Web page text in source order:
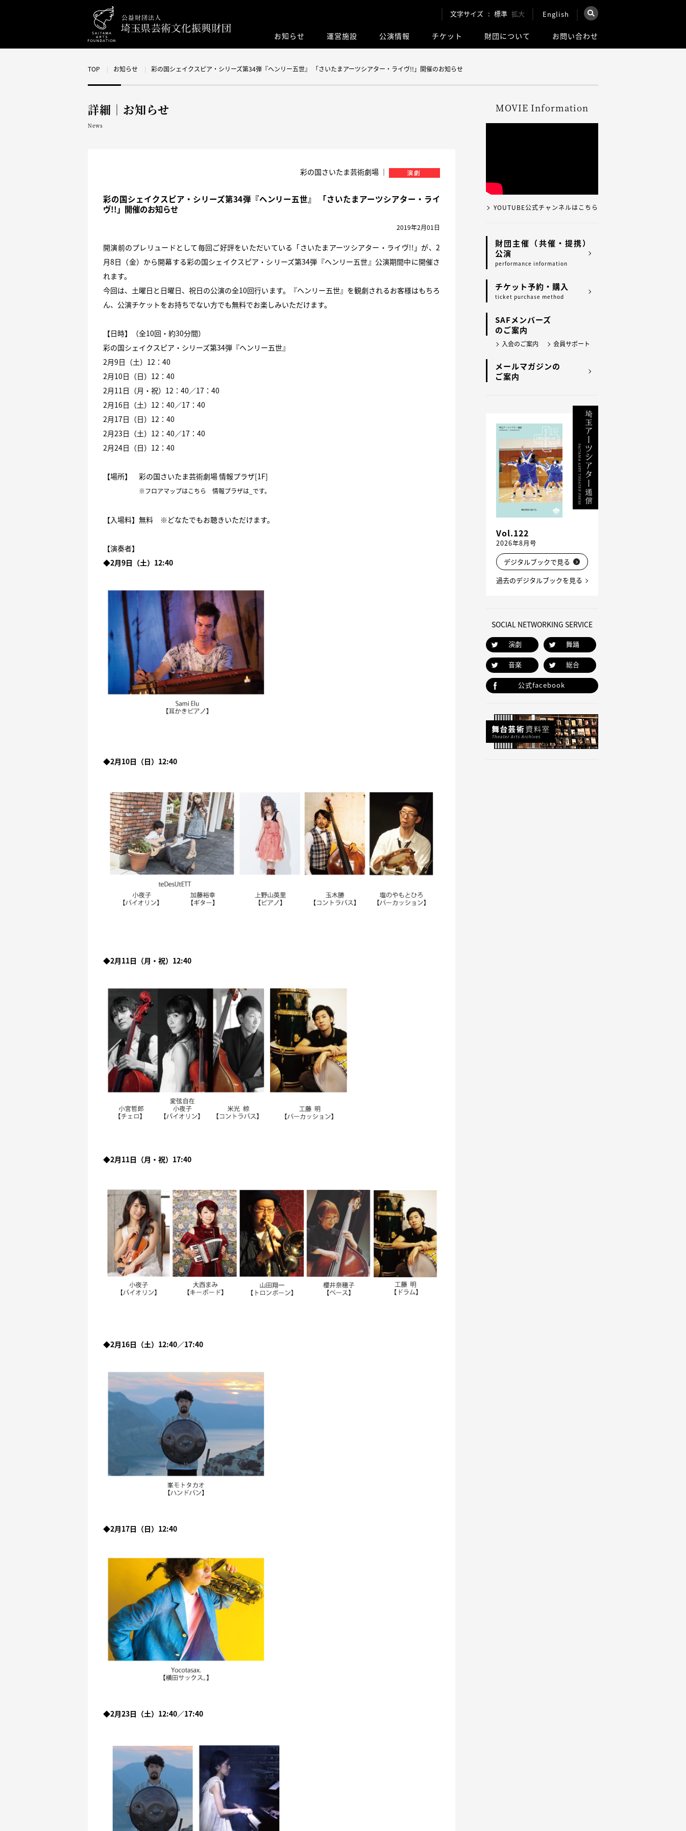
文字サイズ 標準 拡大 English
×
このサイト内を検索
お知らせ 運営施設 公演情報 チケット 財団について お問い合わせ
TOP お知らせ 彩の国シェイクスピア・シリーズ第34弾『ヘンリー五世』 「さいたまアーツシアター・ライヴ!!」開催のお知らせ
詳細｜お知らせ
News
彩の国さいたま芸術劇場 ｜
彩の国シェイクスピア・シリーズ第34弾『ヘンリー五世』 「さいたまアーツシアター・ライ
ヴ!!」開催のお知らせ
2019年2月01日
開演前のプレリュードとして毎回ご好評をいただいている「さいたまアーツシアター・ライヴ!!」が、2
月8日（金）から開幕する彩の国シェイクスピア・シリーズ第34弾『ヘンリー五世』公演期間中に開催さ
れます。
今回は、土曜日と日曜日、祝日の公演の全10回行います。『ヘンリー五世』を観劇されるお客様はもちろ
ん、公演チケットをお持ちでない方でも無料でお楽しみいただけます。
【日時】（全10回・約30分間）
彩の国シェイクスピア・シリーズ第34弾『ヘンリー五世』
2月9日（土）12：40
2月10日（日）12：40
2月11日（月・祝）12：40／17：40
2月16日（土）12：40／17：40
2月17日（日）12：40
2月23日（土）12：40／17：40
2月24日（日）12：40
【場所】 彩の国さいたま芸術劇場 情報プラザ[1F]
※フロアマップはこちら 情報プラザは_です。
【入場料】無料 ※どなたでもお聴きいただけます。
【演奏者】
◆2月9日（土）12:40
◆2月10日（日）12:40
◆2月11日（月・祝）12:40
◆2月11日（月・祝）17:40
◆2月16日（土）12:40／17:40
◆2月17日（日）12:40
◆2月23日（土）12:40／17:40
MOVIE Information
YOUTUBE公式チャンネルはこちら
財団主催（共催・提携）
公演
performance information
チケット予約・購入
ticket purchase method
SAFメンバーズ
のご案内
入会のご案内 会員サポート
メールマガジンの
ご案内
Vol.122
2026年8月号
デジタルブックで見る
過去のデジタルブックを見る
SOCIAL NETWORKING SERVICE
演劇 舞踊
音楽 総合
公式facebook